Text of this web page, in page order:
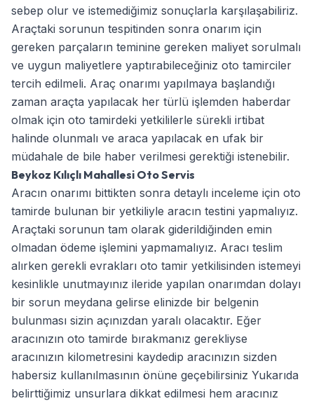
sebep olur ve istemediğimiz sonuçlarla karşılaşabiliriz.
Araçtaki sorunun tespitinden sonra onarım için
gereken parçaların teminine gereken maliyet sorulmalı
ve uygun maliyetlere yaptırabileceğiniz oto tamirciler
tercih edilmeli. Araç onarımı yapılmaya başlandığı
zaman araçta yapılacak her türlü işlemden haberdar
olmak için oto tamirdeki yetkililerle sürekli irtibat
halinde olunmalı ve araca yapılacak en ufak bir
müdahale de bile haber verilmesi gerektiği istenebilir.
Beykoz Kılıçlı Mahallesi Oto Servis
Aracın onarımı bittikten sonra detaylı inceleme için oto
tamirde bulunan bir yetkiliyle aracın testini yapmalıyız.
Araçtaki sorunun tam olarak giderildiğinden emin
olmadan ödeme işlemini yapmamalıyız. Aracı teslim
alırken gerekli evrakları oto tamir yetkilisinden istemeyi
kesinlikle unutmayınız ileride yapılan onarımdan dolayı
bir sorun meydana gelirse elinizde bir belgenin
bulunması sizin açınızdan yaralı olacaktır. Eğer
aracınızın oto tamirde bırakmanız gerekliyse
aracınızın kilometresini kaydedip aracınızın sizden
habersiz kullanılmasının önüne geçebilirsiniz Yukarıda
belirttiğimiz unsurlara dikkat edilmesi hem aracınız